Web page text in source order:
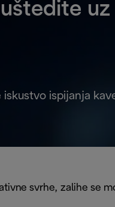
ispijanja
svrhe, zalihe se